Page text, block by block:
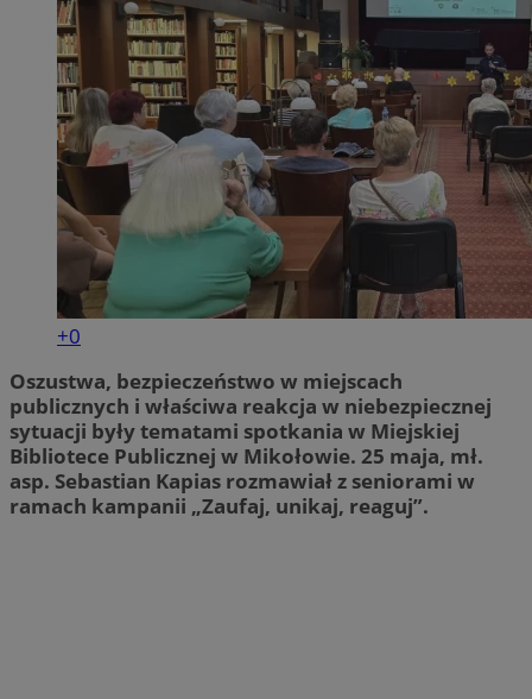
+0
Oszustwa, bezpieczeństwo w miejscach
publicznych i właściwa reakcja w niebezpiecznej
sytuacji były tematami spotkania w Miejskiej
Bibliotece Publicznej w Mikołowie. 25 maja, mł.
asp. Sebastian Kapias rozmawiał z seniorami w
ramach kampanii „Zaufaj, unikaj, reaguj”.